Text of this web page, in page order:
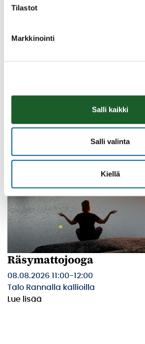
Tilastot
Markkinointi
Salli kaikki
Salli valinta
Kiellä
Vatulanharjun Vestivaalit
Lue lisää
Räsymattojooga
08.08.2026 11:00-12:00
Talo Rannalla kallioilla
Lue lisää